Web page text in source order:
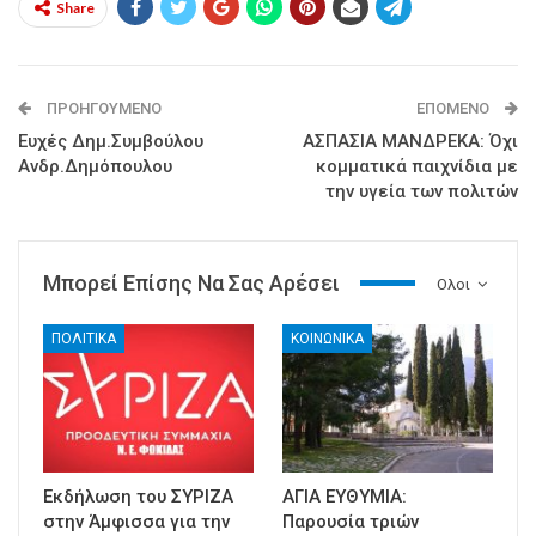
Share
ΠΡΟΗΓΟΎΜΕΝΟ
Ευχές Δημ.Συμβούλου
Ανδρ.Δημόπουλου
ΕΠΌΜΕΝΟ
ΑΣΠΑΣΙΑ ΜΑΝΔΡΕΚΑ: Όχι
κομματικά παιχνίδια με
την υγεία των πολιτών
Ολοι
Μπορεί Επίσης Να Σας Αρέσει
ΠΟΛΙΤΙΚΑ
Εκδήλωση του ΣΥΡΙΖΑ
στην Άμφισσα για την
ΚΟΙΝΩΝΙΚΑ
ΑΓΙΑ ΕΥΘΥΜΙΑ:
Παρουσία τριών